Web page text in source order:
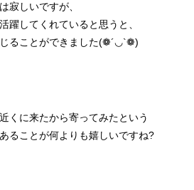
寂しいですが、
躍してくれていると思うと、
ることができました(❁´◡`❁)
くに来たから寄ってみたという
ることが何よりも嬉しいですね?